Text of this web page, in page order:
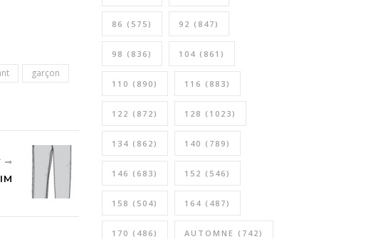
garçon
86 (575) 92 (847)
98 (836) 104 (861)
110 (890) 116 (883)
122 (872) 128 (1023)
134 (862) 140 (789)
146 (683) 152 (546)
158 (504) 164 (487)
170 (486) AUTOMNE (742)